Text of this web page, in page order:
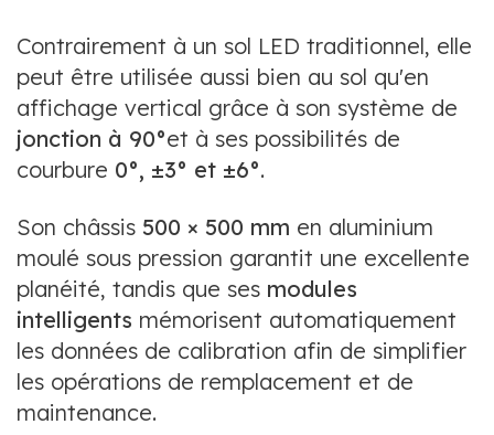
Contrairement à un sol LED traditionnel, elle
peut être utilisée aussi bien au sol qu'en
affichage vertical grâce à son système de
jonction à 90°et à ses possibilités de
courbure 0°, ±3° et ±6°.
Son châssis 500 × 500 mm en aluminium
moulé sous pression garantit une excellente
planéité, tandis que ses modules
intelligents mémorisent automatiquement
les données de calibration afin de simplifier
les opérations de remplacement et de
maintenance.